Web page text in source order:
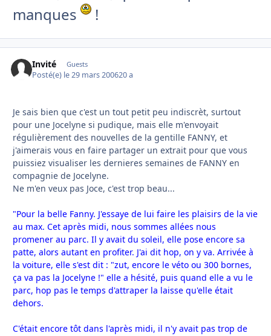
manques
!
Invité Guests
Posté(e) le 29 mars 200620 a
Je sais bien que c'est un tout petit peu indiscrèt, surtout
pour une Jocelyne si pudique, mais elle m'envoyait
régulièrement des nouvelles de la gentille FANNY, et
j'aimerais vous en faire partager un extrait pour que vous
puissiez visualiser les dernieres semaines de FANNY en
compagnie de Jocelyne.
Ne m'en veux pas Joce, c'est trop beau...
"Pour la belle Fanny. J'essaye de lui faire les plaisirs de la vie
au max. Cet après midi, nous sommes allées nous
promener au parc. Il y avait du soleil, elle pose encore sa
patte, alors autant en profiter. J'ai dit hop, on y va. Arrivée à
la voiture, elle s'est dit : "zut, encore le véto ou 300 bornes,
ça va pas la Jocelyne !" elle a hésité, puis quand elle a vu le
parc, hop pas le temps d'attraper la laisse qu'elle était
dehors.
C'était encore tôt dans l'après midi, il n'y avait pas trop de